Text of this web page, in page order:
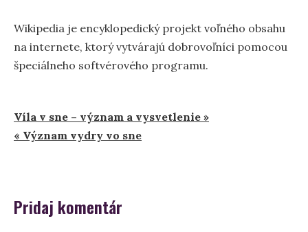
Wikipedia je encyklopedický projekt voľného obsahu
na internete, ktorý vytvárajú dobrovoľníci pomocou
špeciálneho softvérového programu.
Navigácia
v
Víla v sne – význam a vysvetlenie »
« Význam vydry vo sne
Pridaj komentár